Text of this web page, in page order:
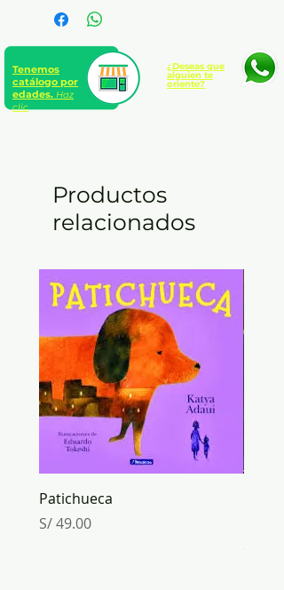
Rústica sin solapas
224 páginas
A partir de 9 años
Tenemos
catálogo por
edades. Haz
clic
¿Deseas que
alguien te
oriente?
Productos
relacionados
Patichueca
Precio
S/ 49.00